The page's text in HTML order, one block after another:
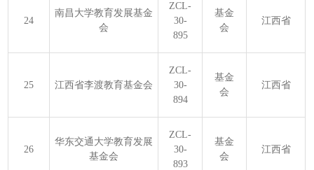
24
南昌大学教育发展基金
会
ZCL-
30-
895
基金
会
江西省
25 江西省李渡教育基金会
ZCL-
30-
894
基金
会
江西省
26
华东交通大学教育发展
基金会
ZCL-
30-
893
基金
会
江西省